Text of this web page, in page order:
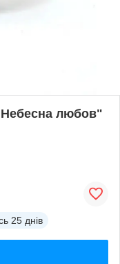
любов"
25 днів